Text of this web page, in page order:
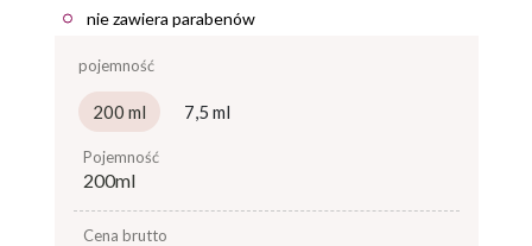
nie zawiera parabenów
pojemność
200 ml 7,5 ml
pojemność
200ml
Cena brutto